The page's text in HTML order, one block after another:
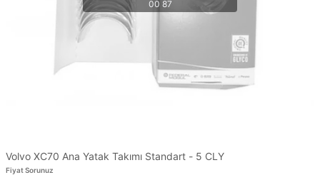
Volvo XC70 Ana Yatak Takımı Standart - 5 CLY
Fiyat Sorunuz